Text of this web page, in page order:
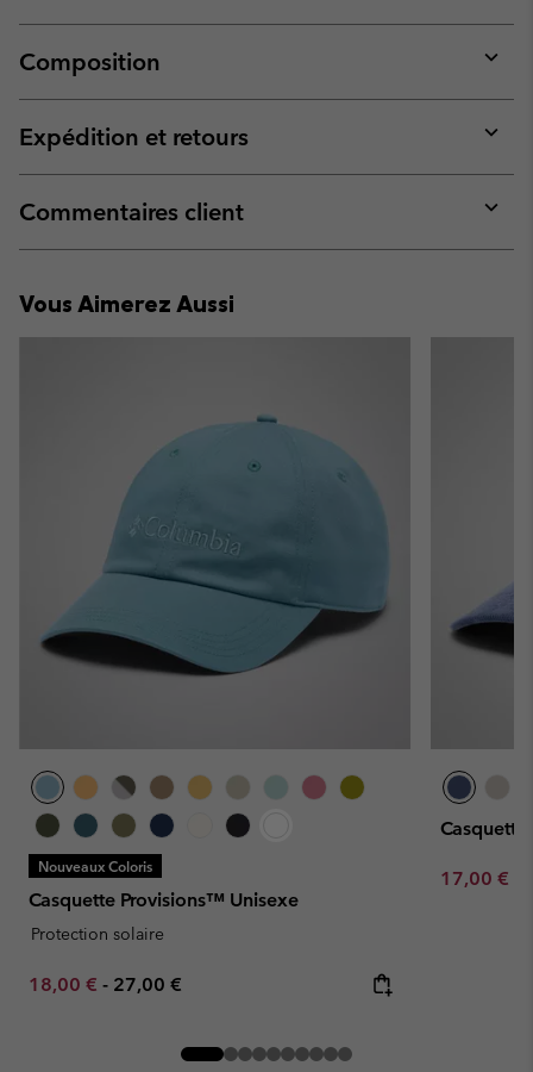
Composition
or
Expédition et retours
or
Commentaires client
or
Vous Aimerez Aussi
Nouveaux Coloris
Casquette Provisions™ Unisexe
Protection solaire
Minimum sale price:
18,00 € - Maximum price:
27,00 €
Minimum
17,00 €